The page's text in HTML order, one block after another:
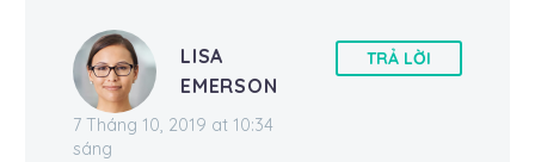
LISA
EMERSON
7 Tháng 10, 2019 at 10:34
sáng
TRẢ LỜI